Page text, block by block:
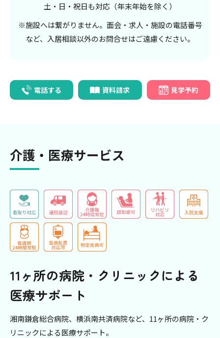
土・日・祝日も対応（年末年始を除く）
※施設へは繋がりません。面会・求人・施設の電話番号
など、入居相談以外のお問合せはご遠慮ください。
電話する 資料請求 見学予約
介護・医療サービス
11ヶ所の病院・クリニックによる
医療サポート
湘南鎌倉総合病院、横浜南共済病院など、11ヶ所の病院・ク
リニックによる医療サポート。